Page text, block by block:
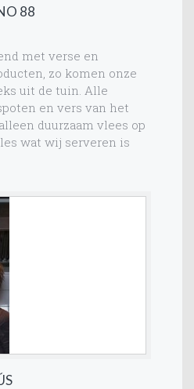
88
met verse en
zo komen onze
uit de tuin. Alle
en vers van het
duurzaam vlees op
wat wij serveren is